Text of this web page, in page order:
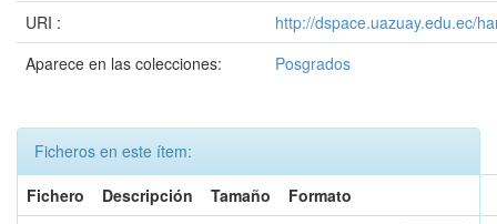
URI :
http://dspace.uazuay.edu.ec/
Aparece en las colecciones:
Posgrados
Ficheros en este ítem:
Fichero
Descripción Tamaño
Formato